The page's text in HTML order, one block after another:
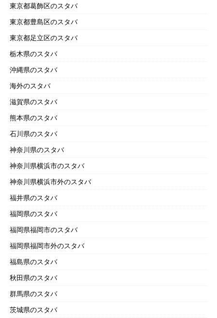
東京都葛飾区のスタバ
東京都豊島区のスタバ
東京都足立区のスタバ
栃木県のスタバ
沖縄県のスタバ
海外のスタバ
滋賀県のスタバ
熊本県のスタバ
石川県のスタバ
神奈川県のスタバ
神奈川県横浜市のスタバ
神奈川県横浜市外のスタバ
福井県のスタバ
福岡県のスタバ
福岡県福岡市のスタバ
福岡県福岡市外のスタバ
福島県のスタバ
秋田県のスタバ
群馬県のスタバ
茨城県のスタバ